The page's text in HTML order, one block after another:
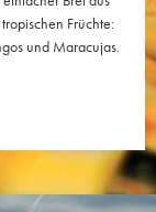
Früchte:
und Maracujas.